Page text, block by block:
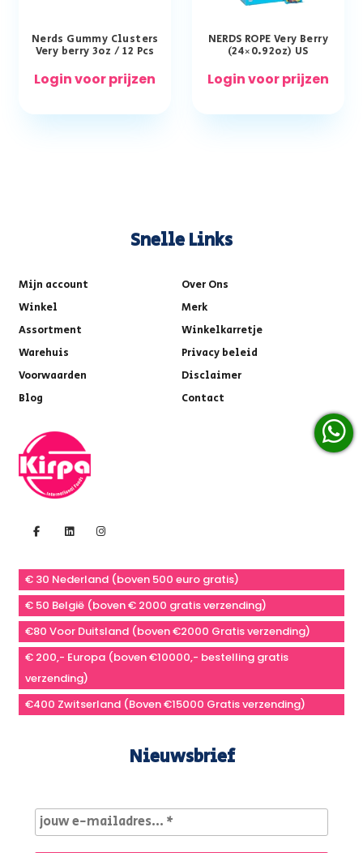
Nerds Gummy Clusters
Very berry 3oz / 12 Pcs
Login voor prijzen
NERDS ROPE Very Berry
(24×0.92oz) US
Login voor prijzen
Snelle Links
Mijn account
Over Ons
Winkel
Merk
Assortment
Winkelkarretje
Warehuis
Privacy beleid
Voorwaarden
Disclaimer
Blog
Contact
€ 30 Nederland (boven 500 euro gratis)
€ 50 België (boven € 2000 gratis verzending)
€80 Voor Duitsland (boven €2000 Gratis verzending)
€ 200,- Europa (boven €10000,- bestelling gratis
verzending)
€400 Zwitserland (Boven €15000 Gratis verzending)
Nieuwsbrief